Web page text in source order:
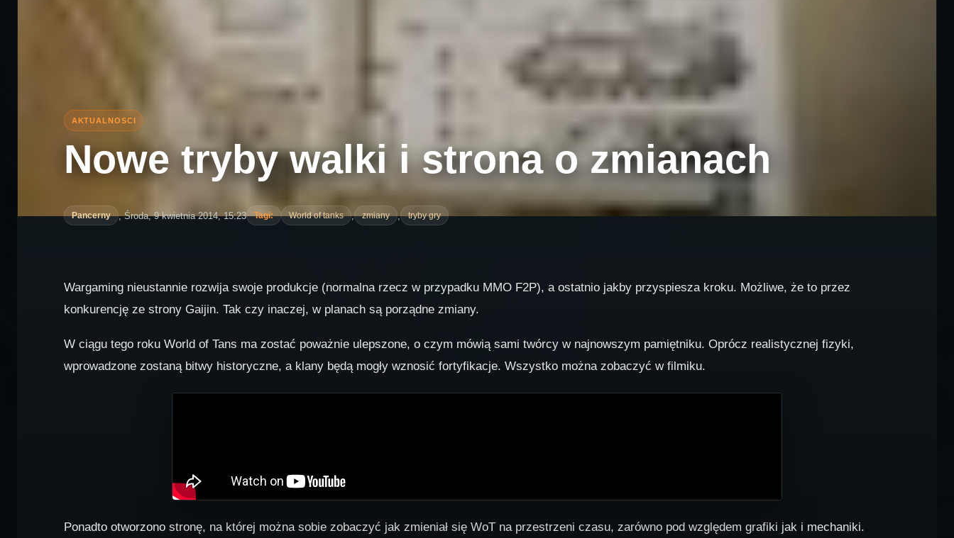
Nowe tryby walki i strona o zmianach
Pancerny , Środa, 9 kwietnia 2014, 15:23 Tagi: World of tanks , zmiany , tryby gry
Wargaming nieustannie rozwija swoje produkcje (normalna rzecz w przypadku MMO F2P), a ostatnio jakby przyspiesza kroku. Możliwe, że to przez
konkurencję ze strony Gaijin. Tak czy inaczej, w planach są porządne zmiany.
W ciągu tego roku World of Tans ma zostać poważnie ulepszone, o czym mówią sami twórcy w najnowszym pamiętniku. Oprócz realistycznej fizyki,
wprowadzone zostaną bitwy historyczne, a klany będą mogły wznosić fortyfikacje. Wszystko można zobaczyć w filmiku.
Ponadto otworzono stronę, na której można sobie zobaczyć jak zmieniał się WoT na przestrzeni czasu, zarówno pod względem grafiki jak i mechaniki.